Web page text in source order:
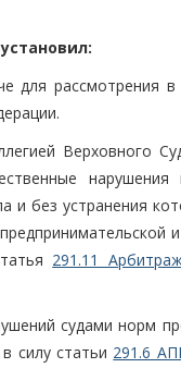
установил:
для рассмотрения
Верховного
и без устранения
291.11
судами норм
силу статьи 291.6